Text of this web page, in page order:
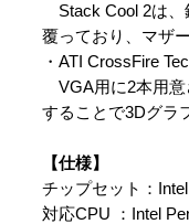
Stack Cool 2は、
覆っており、マザ
・ATI CrossFire
VGA用に2本用意
することで3Dグラ
【仕様】
チップセット：
対応CPU ：Intel